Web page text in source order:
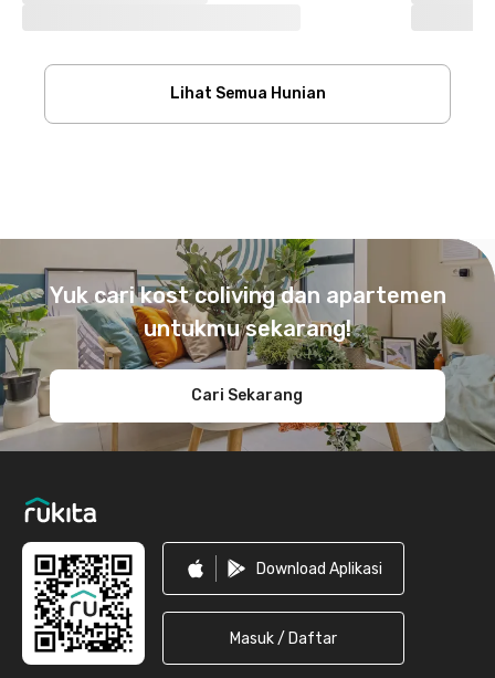
Lihat Semua Hunian
Yuk cari kost coliving dan apartemen
untukmu sekarang!
Cari Sekarang
Download Aplikasi
Masuk / Daftar